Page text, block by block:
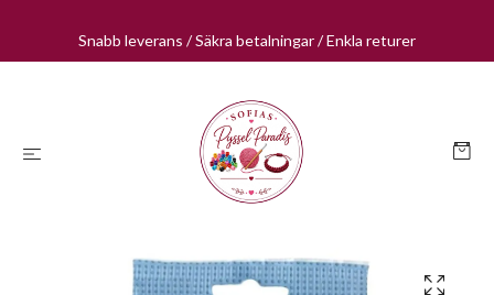
Snabb leverans / Säkra betalningar / Enkla returer